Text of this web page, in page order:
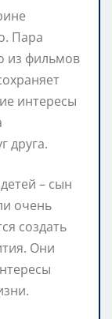
Пара
из фильмов
интересы
друга.
– сын
очень
создать
Они